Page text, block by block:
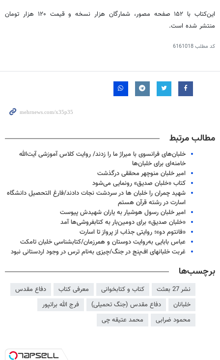
این‌کتاب با ۱۵۲ صفحه مصور، شمارگان هزار نسخه و قیمت ۱۲۰ هزار تومان
منتشر شده است.
کد مطلب6161018
مطالب مرتبط
خلبان‌های فرانسوی با میراژ ما را زدند/ روایت کلاس آموزشی آیت‌الله
خامنه‌ای برای خلبان‌ها
امیر خلبان منوچهر محققی درگذشت
کتاب «خلبان صدیق» رونمایی می‌شود
شهید چمران را خلبان ها در سردشت نجات دادند/فارغ التحصیل دانشگاه
اسارت در رشته قرآن هستم
امیر خلبان رسول هوشیار به یاران شهیدش پیوست
«خلبان صدیق» برای دومین‌بار به کتابفروشی‌ها آمد
«فانتوم دو»؛ روایتی جذاب از پرواز تا اسارت
عباس بابایی به‌روایت دوستان و همرزمان/کتابشناسی خلبان تامکت
غربت خلبانهای اف‌پنج در جنگ/چیزی به‌نام ترس در وجود اردستانی نبود
برچسب‌ها
نشر 27 بعثت کتاب و کتابخوانی معرفی کتاب
دفاع مقدس
خلبانان
دفاع مقدس (جنگ تحمیلی)
فرج الله براتپور
محمود ضرابی
محمد عتیقه چی